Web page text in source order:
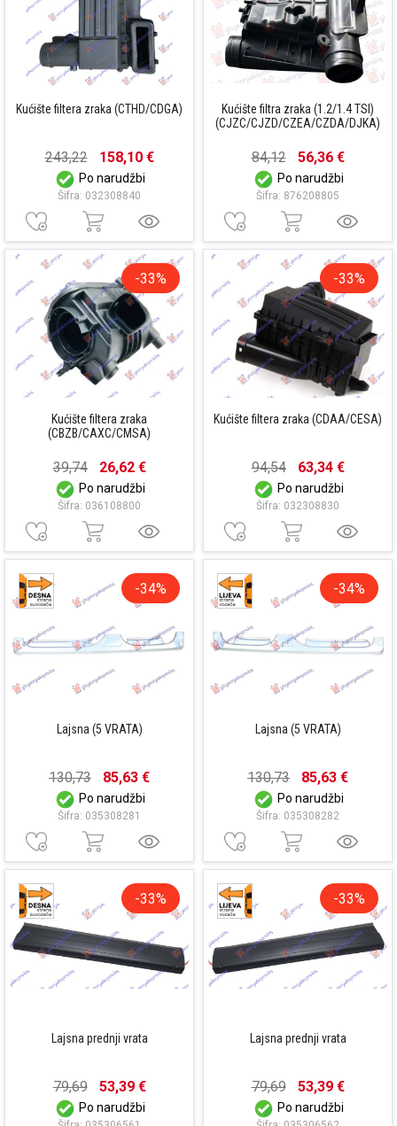
Kućište filtera zraka (CTHD/CDGA)
243,22 158,10 €
Po narudžbi
Šifra: 032308840
Kućište filtra zraka (1.2/1.4 TSI)
(CJZC/CJZD/CZEA/CZDA/DJKA)
84,12 56,36 €
Po narudžbi
Šifra: 876208805
-33%
Kućište filtera zraka
(CBZB/CAXC/CMSA)
39,74 26,62 €
Po narudžbi
Šifra: 036108800
-33%
Kućište filtera zraka (CDAA/CESA)
94,54 63,34 €
Po narudžbi
Šifra: 032308830
-34%
Lajsna (5 VRATA)
130,73 85,63 €
Po narudžbi
Šifra: 035308281
-34%
Lajsna (5 VRATA)
130,73 85,63 €
Po narudžbi
Šifra: 035308282
-33%
Lajsna prednji vrata
79,69 53,39 €
Po narudžbi
-33%
Lajsna prednji vrata
79,69 53,39 €
Po narudžbi